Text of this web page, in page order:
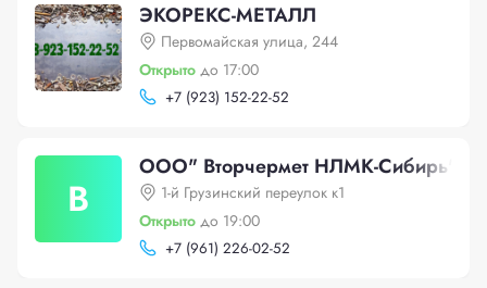
ЭКОРЕКС-МЕТАЛЛ
Первомайская улица, 244
Открыто до 17:00
+7 (923) 152-22-52
В
ООО" Вторчермет НЛМК-Сибирь"
1-й Грузинский переулок к1
Открыто до 19:00
+7 (961) 226-02-52